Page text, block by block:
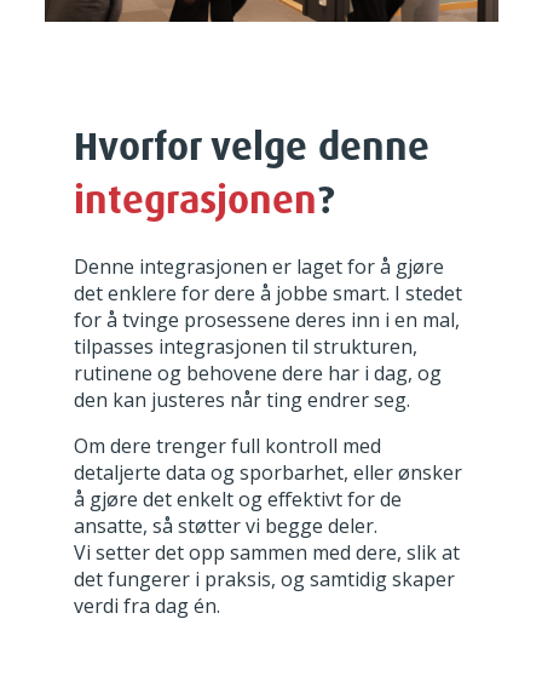
Hvorfor velge denne
integrasjonen?
Denne integrasjonen er laget for å gjøre
det enklere for dere å jobbe smart. I stedet
for å tvinge prosessene deres inn i en mal,
tilpasses integrasjonen til strukturen,
rutinene og behovene dere har i dag, og
den kan justeres når ting endrer seg.
Om dere trenger full kontroll med
detaljerte data og sporbarhet, eller ønsker
å gjøre det enkelt og effektivt for de
ansatte, så støtter vi begge deler.
Vi setter det opp sammen med dere, slik at
det fungerer i praksis, og samtidig skaper
verdi fra dag én.